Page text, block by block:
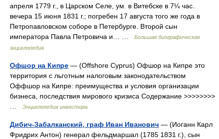
апреля 1779 г., в Царском Селе, ум. в Витебске в 7¼ час.
вечера 15 июня 1831 г.; погребен 17 августа того же года в
Петропавловском соборе в Петербурге. Второй сын
императора Павла Петровича и… …
Большая биографическая
энциклопедия
Офшор на Кипре — (Offshore Cyprus) Офшор на Кипре это
территория с льготным налоговым законодательством
Оффшор на Кипре: преимущества и условия организации
бизнеса, последствия мирового кризиса Содержание >>>>>>>>
Энциклопедия инвестора
Дибич-Забалканский, граф Иван Иванович — (Иоганн Карл
Фридрих Антон) генерал фельдмаршал (1785 1831 г.), сын